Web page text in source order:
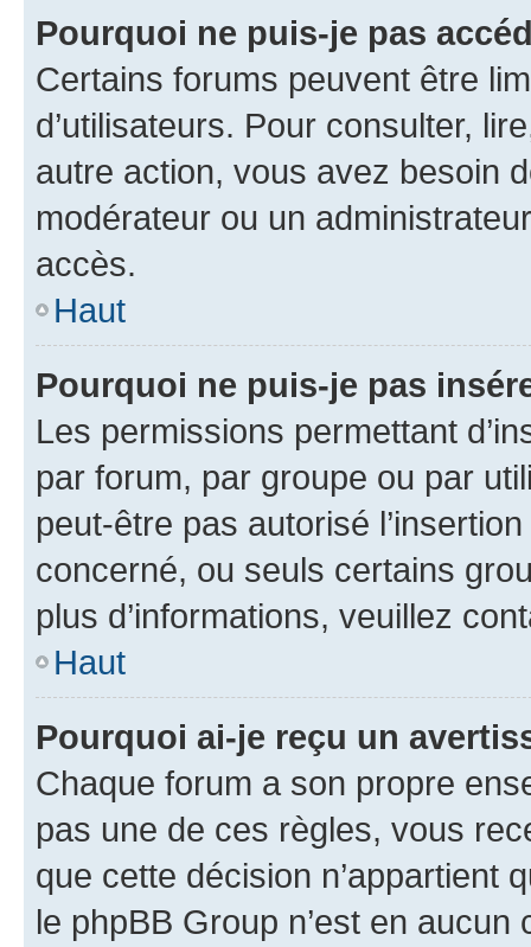
Pourquoi ne puis-je pas
Certains forums peuvent être
d’utilisateurs. Pour consulter,
autre action, vous avez besoin
modérateur ou un
accès.
Haut
Pourquoi ne puis-je pas
Les permissions permettant
par forum, par groupe ou par
peut-être pas autorisé
concerné, ou seuls certains
plus d’informations, veuillez
Haut
Pourquoi ai-je reçu un
Chaque forum a son propre
pas une de ces règles, vous
que cette décision n’appartient
le phpBB Group n’est en